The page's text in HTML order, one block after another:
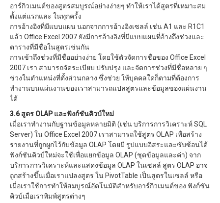
อาร์กิวเมนต์ของสูตรสมบูรณ์อย่างง่ายๆ ทำให้เราได้สูตรที่เหมาะสม
ตั้งแต่แรกและ ในทุกครั้ง
การอ้างอิงที่มีแบบแผน นอกจากการอ้างอิงเซลล์ เช่น A1 และ R1C1
แล้ว Office Excel 2007 ยังมีการอ้างอิงที่มีแบบแผนที่อ้างถึงช่วงและ
ตารางที่มีชื่อในสูตรเช่นกัน
การเข้าถึงช่วงที่มีชื่ออย่างง่าย โดยใช้ตัวจัดการชื่อของ Office Excel
2007 เรา สามารถจัดระเบียบ ปรับปรุง และจัดการช่วงที่มีชื่อหลาย ๆ
ช่วงในตำแหน่งที่ตั้งส่วนกลาง ซึ่งช่วย ให้บุคคลใดก็ตามที่ต้องการ
ทำงานบนแผ่นงานของเราสามารถแปลสูตรและข้อมูลของแผ่นงาน
ได้
3.6 สูตร OLAP และฟังก์ชันคิวบ์ใหม่
เมื่อเราทำงานกับฐานข้อมูลหลายมิติ (เช่น บริการการวิเคราะห์ SQL
Server) ใน Office Excel 2007 เราสามารถใช้สูตร OLAP เพื่อสร้าง
รายงานที่ถูกผูกไว้กับข้อมูล OLAP โดยมี รูปแบบอิสระและซับซ้อนได้
ฟังก์ชันคิวบ์ใหม่จะใช้เพื่อแยกข้อมูล OLAP (ชุดข้อมูลและค่า) จาก
บริการการวิเคราะห์และแสดงข้อมูล OLAP ในเซลล์ สูตร OLAP อาจ
ถูกสร้างขึ้นเมื่อเราแปลงสูตร ใน PivotTable เป็นสูตรในเซลล์ หรือ
เมื่อเราใช้การทำให้สมบูรณ์อัตโนมัติสำหรับอาร์กิวเมนต์ของ ฟังก์ชัน
คิวบ์เมื่อเราพิมพ์สูตรต่างๆ